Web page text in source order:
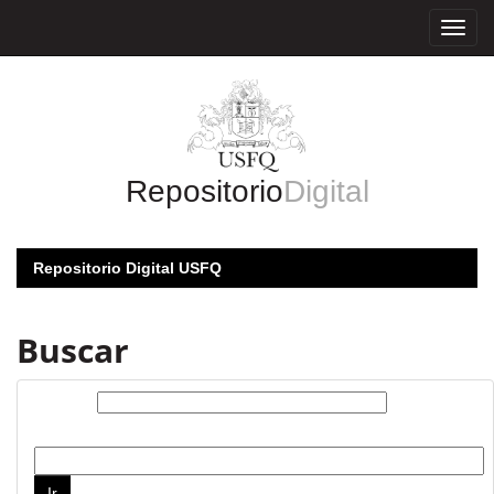
RepositorioDigital
Repositorio Digital USFQ
Buscar